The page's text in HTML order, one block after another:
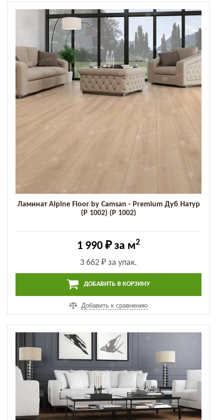
Ламинат Alpine Floor by Camsan - Premium Дуб Натур
(P 1002) (P 1002)
1 990 ₽ за м2
3 662 ₽ за упак.
ДОБАВИТЬ В КОРЗИНУ
Добавить к сравнению